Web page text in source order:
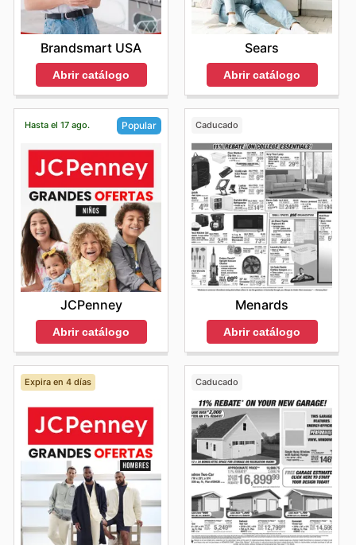
Brandsmart USA
Abrir catálogo
Sears
Abrir catálogo
Hasta el 17 ago. Popular
JCPenney
Abrir catálogo
Caducado
Menards
Abrir catálogo
Expira en 4 días Caducado